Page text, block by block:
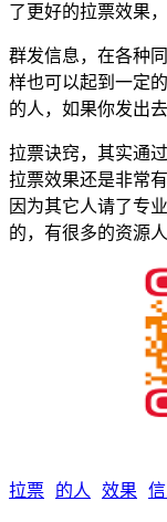
了更好的拉票效果
群发信息，在各种
样也可以起到一定
的人，如果你发出
拉票诀窍，其实通
拉票效果还是非常
因为其它人请了专
的，有很多的资源
拉票 的人 效果